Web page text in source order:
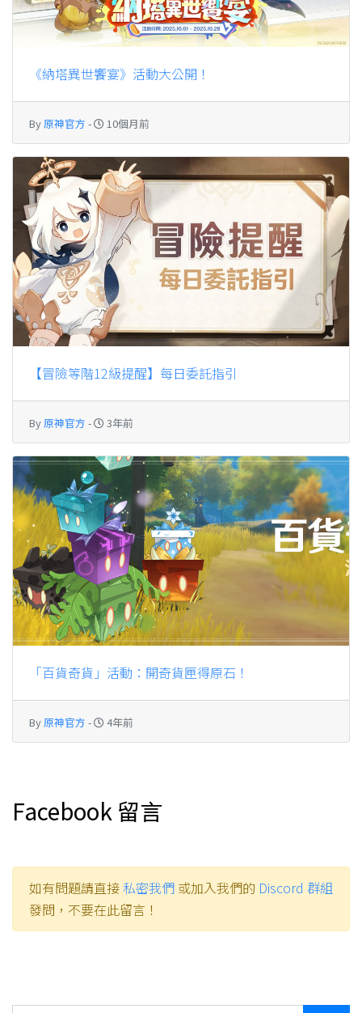
《納塔異世饗宴》活動大公開！
By原神官方 - 10個月前
【冒險等階12級提醒】每日委託指引
By原神官方 - 3年前
「百貨奇貨」活動：開奇貨匣得原石！
By原神官方 - 4年前
Facebook 留言
如有問題請直接私密我們 或加入我們的 Discord 群組
發問，不要在此留言！